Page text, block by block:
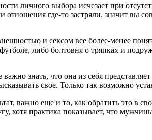
личного выбора исчезает при
отношения где-то застряли, значит
и сексом все более-менее
либо болтовня о тряпках и
знать, что она из себя
свое. Только так возможно
важно еще и то, как обратить это
хотя практика показывает, что